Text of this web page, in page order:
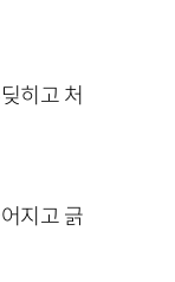
히고 처
지고 긁